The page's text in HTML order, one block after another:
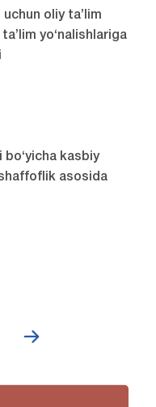
oliy ta’lim
yo‘nalishlariga
bo‘yicha kasbiy
asosida